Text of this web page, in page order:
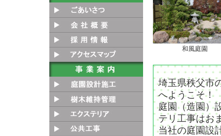
和風庭園
埼玉県秩父市
へようこそ！
庭園（造園）
テリ工事はお
当社の庭園設